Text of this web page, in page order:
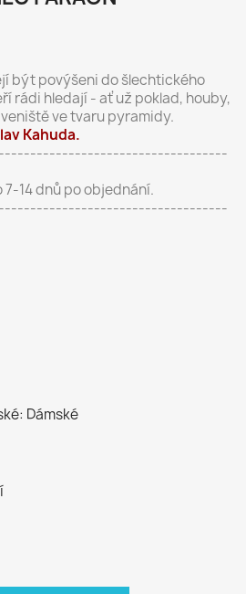
být povýšeni do šlechtického
rádi hledají - ať už poklad, houby,
ve tvaru pyramidy.
Kahuda.
14 dnů po objednání.
Dámské